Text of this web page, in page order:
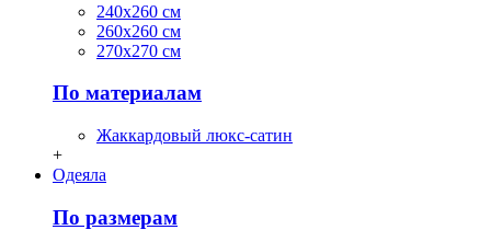
240х260 см
260х260 см
270х270 см
По материалам
Жаккардовый люкс-сатин
+
Одеяла
По размерам